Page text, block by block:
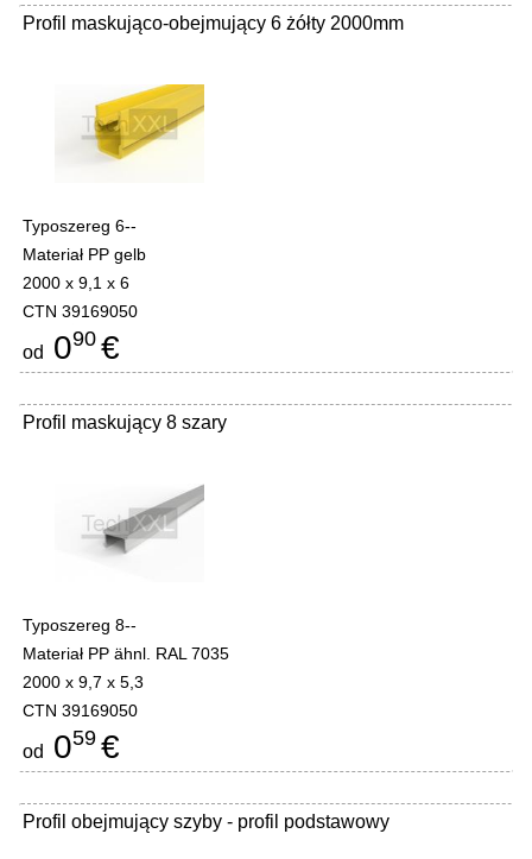
Profil maskująco-obejmujący 6 żółty 2000mm
Typoszereg 6--
Materiał PP gelb
2000 x 9,1 x 6
CTN 39169050
od 090 €
Profil maskujący 8 szary
Typoszereg 8--
Materiał PP ähnl. RAL 7035
2000 x 9,7 x 5,3
CTN 39169050
od 059 €
Profil obejmujący szyby - profil podstawowy